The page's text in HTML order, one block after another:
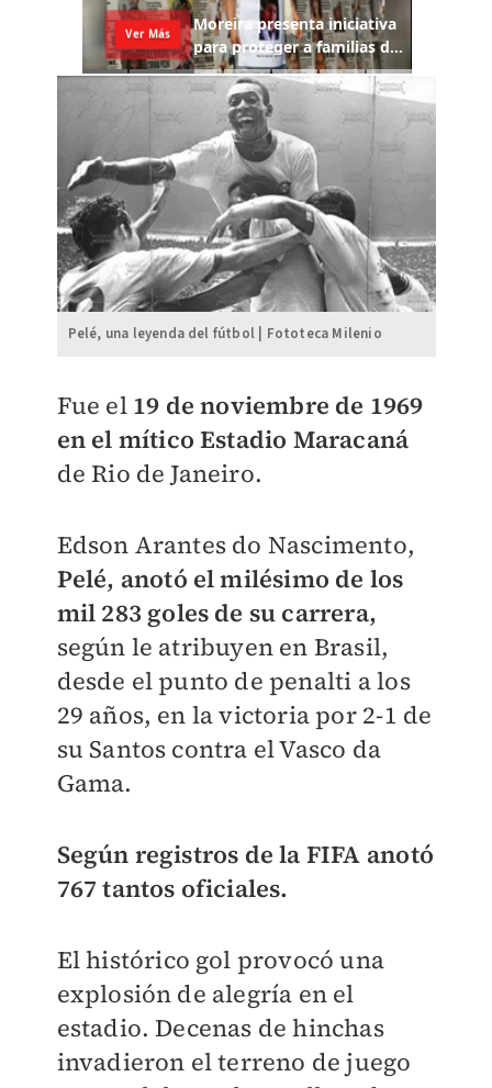
Pelé, una leyenda del fútbol | Fototeca Milenio
Fue el 19 de noviembre de 1969
en el mítico Estadio Maracaná
de Rio de Janeiro.
Edson Arantes do Nascimento,
Pelé, anotó el milésimo de los
mil 283 goles de su carrera,
según le atribuyen en Brasil,
desde el punto de penalti a los
29 años, en la victoria por 2-1 de
su Santos contra el Vasco da
Gama.
Según registros de la FIFA anotó
767 tantos oficiales.
El histórico gol provocó una
explosión de alegría en el
estadio. Decenas de hinchas
invadieron el terreno de juego